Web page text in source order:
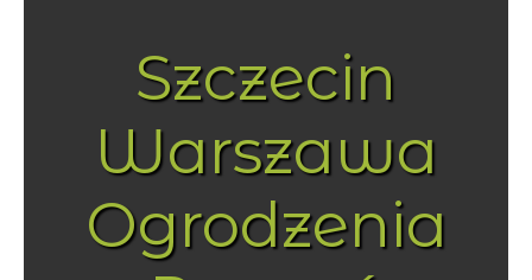
Szczecin
Warszawa
Ogrodzenia